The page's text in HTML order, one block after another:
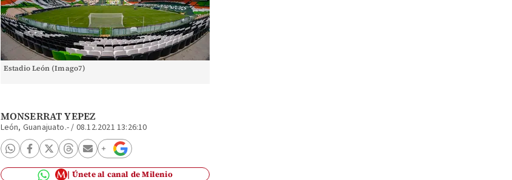
Estadio León (Imago7)
MONSERRAT YEPEZ
León, Guanajuato.-/ 08.12.2021 13:26:10
Únete al canal de Milenio